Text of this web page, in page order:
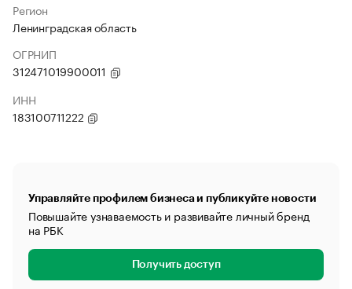
Регион
Ленинградская область
ОГРНИП
312471019900011
ИНН
183100711222
Управляйте профилем бизнеса и публикуйте новости
Повышайте узнаваемость и развивайте личный бренд
на РБК
Получить доступ